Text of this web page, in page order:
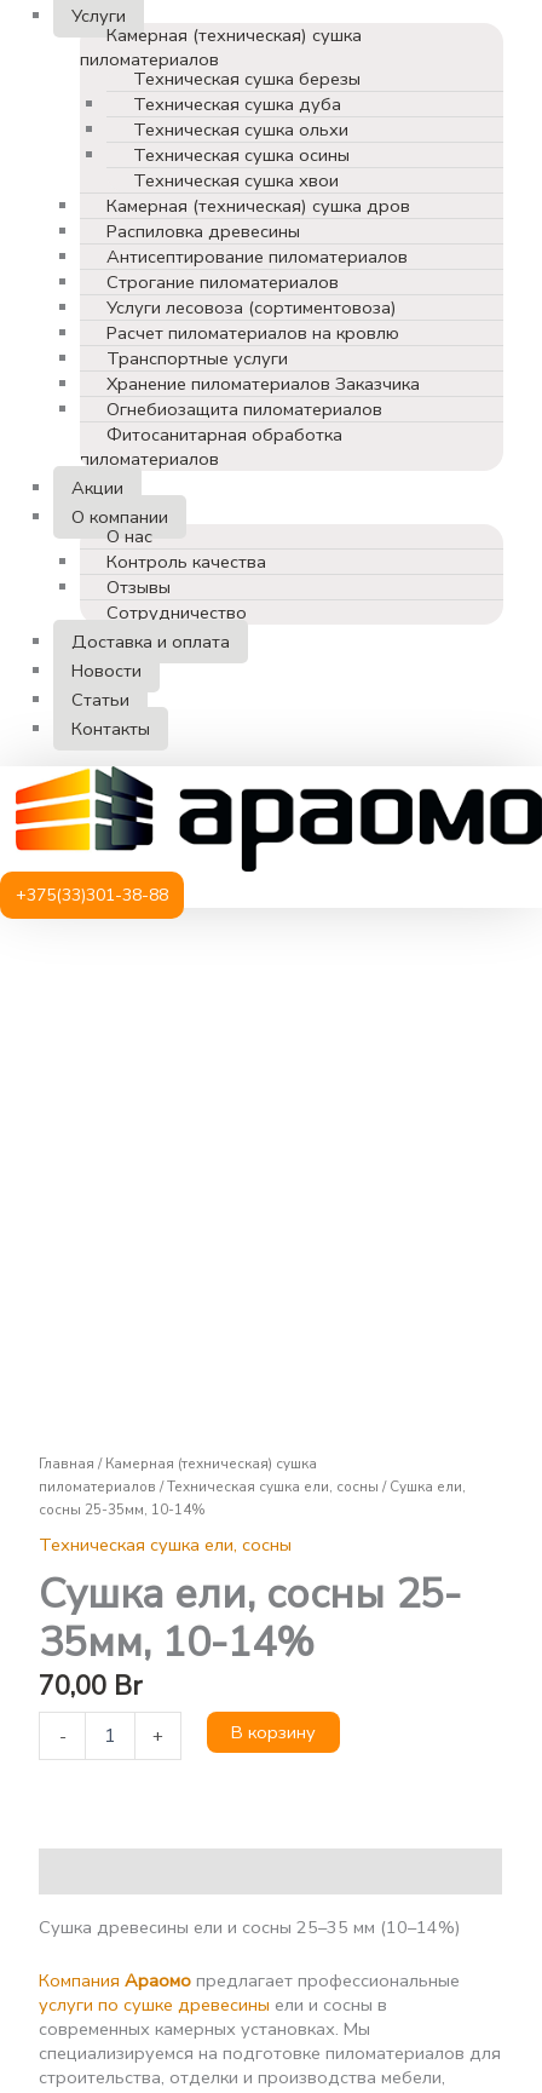
Услуги
Камерная (техническая) сушка
пиломатериалов
Техническая сушка березы
Техническая сушка дуба
Техническая сушка ольхи
Техническая сушка осины
Техническая сушка хвои
Камерная (техническая) сушка дров
Распиловка древесины
Антисептирование пиломатериалов
Строгание пиломатериалов
Услуги лесовоза (сортиментовоза)
Расчет пиломатериалов на кровлю
Транспортные услуги
Хранение пиломатериалов Заказчика
Огнебиозащита пиломатериалов
Фитосанитарная обработка
пиломатериалов
Акции
О компании
О нас
Контроль качества
Отзывы
Сотрудничество
Доставка и оплата
Новости
Статьи
Контакты
+375(33)301-38-88
Главная /Камерная (техническая) сушка
пиломатериалов /Техническая сушка ели, сосны / Сушка ели,
сосны 25-35мм, 10-14%
Техническая сушка ели, сосны
Сушка ели, сосны 25-
35мм, 10-14%
70,00 Br
- + В корзину
Сушка древесины ели и сосны 25–35 мм (10–14%)
КомпанияАраомо предлагает профессиональные
услуги по сушке древесины ели и сосны в
современных камерных установках. Мы
специализируемся на подготовке пиломатериалов для
строительства, отделки и производства мебели,